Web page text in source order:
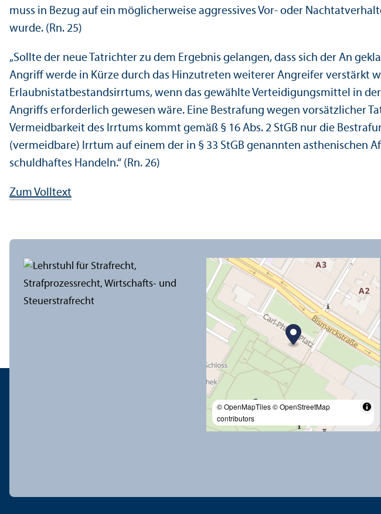
muss in Bezug auf ein möglicherweise aggressives Vor- oder
wurde. (Rn. 25)
„Sollte der neue Tatrichter zu dem Ergebnis gelangen, dass sich der An
Angriff werde in Kürze durch das Hinzutreten weiterer Angreifer verstärkt
Erlaubnistatbestandsirrtums, wenn das gewählte Verteidigungs­mittel in
Angriffs erforderlich gewesen wäre. Eine Bestrafung wegen vorsätzlicher
Vermeidbarkeit des Irrtums kommt gemäß § 16 Abs. 2 StGB nur die
(vermeidbare) Irrtum auf einem der in § 33 StGB genannten asthenischen
schuldhaftes Handeln.“ (Rn. 26)
Zum Volltext
© OpenMapTiles© OpenStreetMap
contributors